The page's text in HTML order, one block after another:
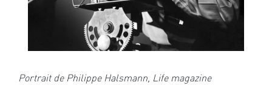
Portrait de Philippe Halsmann, Life magazine